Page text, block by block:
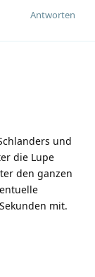
Antworten
und
die Lupe
den ganzen
mit.